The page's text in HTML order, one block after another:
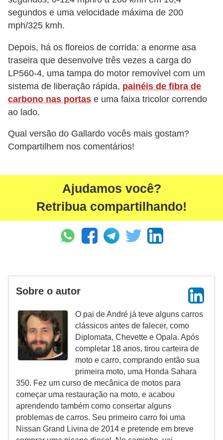
segundos e uma velocidade máxima de 200
mph/325 kmh.
Depois, há os floreios de corrida: a enorme asa
traseira que desenvolve três vezes a carga do
LP560-4, uma tampa do motor removível com um
sistema de liberação rápida, painéis de fibra de
carbono nas portas e uma faixa tricolor correndo
ao lado.
Qual versão do Gallardo vocês mais gostam?
Compartilhem nos comentários!
Ajudamos você?
Retribua compartilhando!
Sobre o autor
O pai de André já teve alguns carros
clássicos antes de falecer, como
Diplomata, Chevette e Opala. Após
completar 18 anos, tirou carteira de
moto e carro, comprando então sua
primeira moto, uma Honda Sahara
350. Fez um curso de mecânica de motos para
começar uma restauração na moto, e acabou
aprendendo também como consertar alguns
problemas de carros. Seu primeiro carro foi uma
Nissan Grand Livina de 2014 e pretende em breve